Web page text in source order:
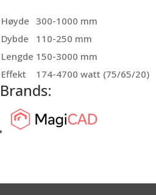
Høyde 300-1000 mm
Dybde
110-250 mm
Lengde 150-3000 mm
Effekt
174-4700 watt (75/65/20)
Brands: